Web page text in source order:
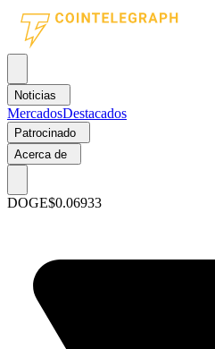
Noticias
MercadosDestacados
Patrocinado
Acerca de
DOGE$0.06933